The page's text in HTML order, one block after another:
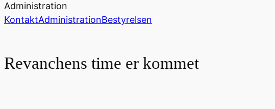
Administration
KontaktAdministrationBestyrelsen
Revanchens time er kommet